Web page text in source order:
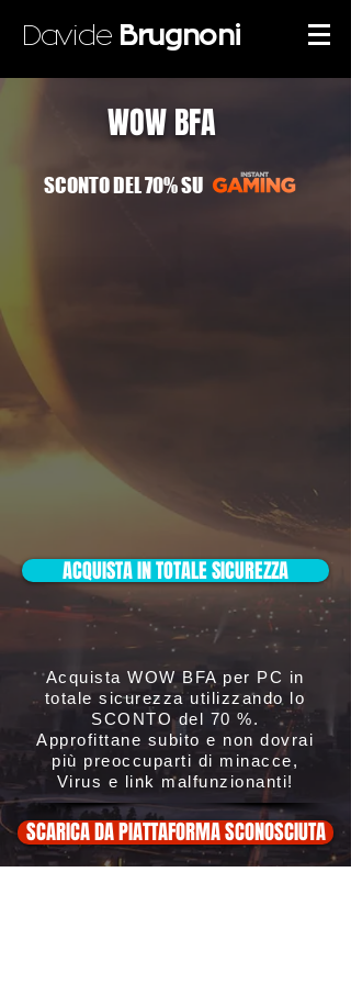
Davide Brugnoni
WOW BFA
SCONTO DEL 70% SU
ACQUISTA IN TOTALE SICUREZZA
Acquista WOW BFA per PC in
totale sicurezza utilizzando lo
SCONTO del 70 %.
Approfittane subito e non dovrai
più preoccuparti di minacce,
Virus e link malfunzionanti!
SCARICA DA PIATTAFORMA SCONOSCIUTA